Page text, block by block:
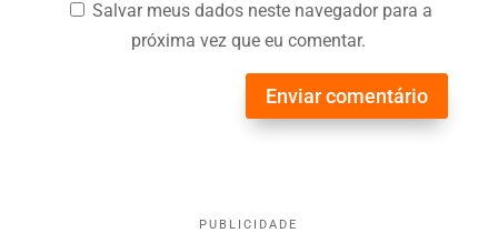
Salvar meus dados neste navegador para a
próxima vez que eu comentar.
Enviar comentário
PUBLICIDADE